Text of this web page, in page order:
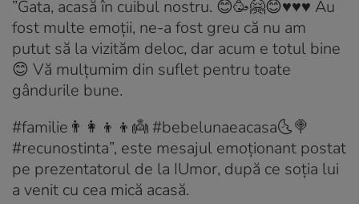
”Gata, acasă în cuibul nostru. 😊🥳🤗😊♥️♥️♥️ Au
fost multe emoții, ne-a fost greu că nu am
putut să la vizităm deloc, dar acum e totul bine
😊 Vă mulțumim din suflet pentru toate
gândurile bune.
#familie👨‍👩‍👦‍👦👼 #bebelunaeacasa🌜🍭
#recunostinta”, este mesajul emoționant postat
pe prezentatorul de la IUmor, după ce soția lui
a venit cu cea mică acasă.